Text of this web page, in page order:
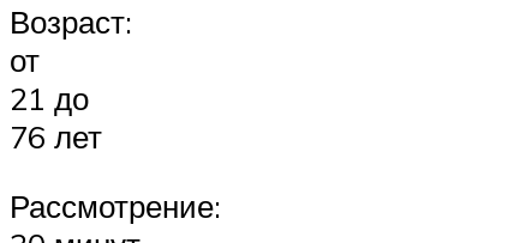
Возраст:
от
21 до
76 лет
Рассмотрение: